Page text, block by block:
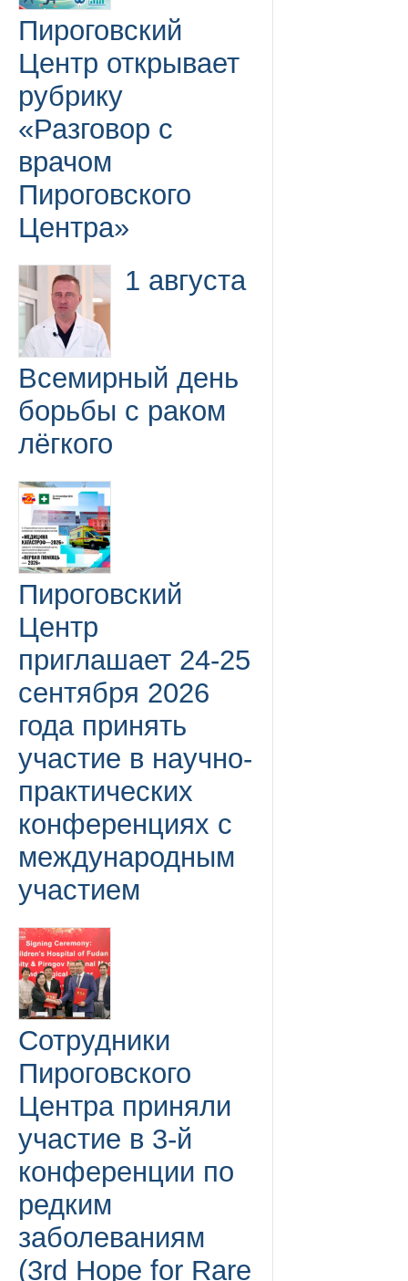
Пироговский
Центр открывает
рубрику
«Разговор с
врачом
Пироговского
Центра»
1 августа
Всемирный день
борьбы с раком
лёгкого
Пироговский
Центр
приглашает 24-25
сентября 2026
года принять
участие в научно-
практических
конференциях с
международным
участием
Сотрудники
Пироговского
Центра приняли
участие в 3-й
конференции по
редким
заболеваниям
(3rd Hope for Rare